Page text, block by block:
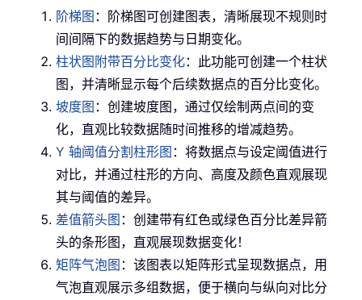
阶梯图 ：阶梯图可创建图表，清晰展现不规则时
间间隔下的数据趋势与日期变化。
柱状图附带百分比变化：此功能可创建一个柱状
图，并清晰显示每个后续数据点的百分比变化。
坡度图 ：创建坡度图，通过仅绘制两点间的变
化，直观比较数据随时间推移的增减趋势。
Y 轴阈值分割柱形图 ：将数据点与设定阈值进行
对比，并通过柱形的方向、高度及颜色直观展现
其与阈值的差异。
差值箭头图 ：创建带有红色或绿色百分比差异箭
头的条形图，直观展现数据变化！
矩阵气泡图 ：该图表以矩阵形式呈现数据点，用
气泡直观展示多组数据，便于横向与纵向对比分